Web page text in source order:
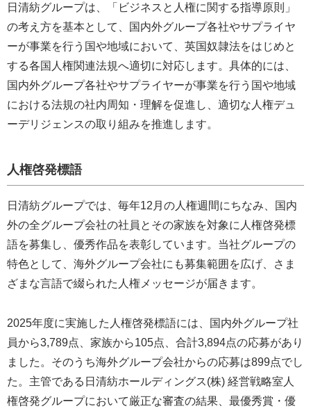
日清紡グループは、「ビジネスと人権に関する指導原則」
の考え方を基本として、国内外グループ各社やサプライヤ
ーが事業を行う国や地域において、英国奴隷法をはじめと
する各国人権関連法規へ適切に対応します。具体的には、
国内外グループ各社やサプライヤーが事業を行う国や地域
における法規の社内周知・理解を促進し、適切な人権デュ
ーデリジェンスの取り組みを推進します。
人権啓発標語
日清紡グループでは、毎年12月の人権週間にちなみ、国内
外の全グループ会社の社員とその家族を対象に人権啓発標
語を募集し、優秀作品を表彰しています。当社グループの
特色として、海外グループ会社にも募集範囲を広げ、さま
ざまな言語で綴られた人権メッセージが届きます。
2025年度に実施した人権啓発標語には、国内外グループ社
員から3,789点、家族から105点、合計3,894点の応募があり
ました。そのうち海外グループ会社からの応募は899点でし
た。主管である日清紡ホールディングス(株) 経営戦略室人
権啓発グループにおいて厳正な審査の結果、最優秀賞・優